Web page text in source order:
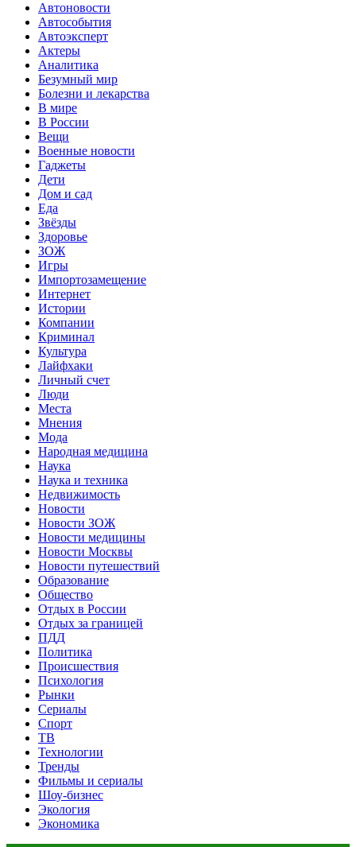
Автоновости
Автособытия
Автоэксперт
Актеры
Аналитика
Безумный мир
Болезни и лекарства
В мире
В России
Вещи
Военные новости
Гаджеты
Дети
Дом и сад
Еда
Звёзды
Здоровье
ЗОЖ
Игры
Импортозамещение
Интернет
Истории
Компании
Криминал
Культура
Лайфхаки
Личный счет
Люди
Места
Мнения
Мода
Народная медицина
Наука
Наука и техника
Недвижимость
Новости
Новости ЗОЖ
Новости медицины
Новости Москвы
Новости путешествий
Образование
Общество
Отдых в России
Отдых за границей
ПДД
Политика
Происшествия
Психология
Рынки
Сериалы
Спорт
ТВ
Технологии
Тренды
Фильмы и сериалы
Шоу-бизнес
Экология
Экономика